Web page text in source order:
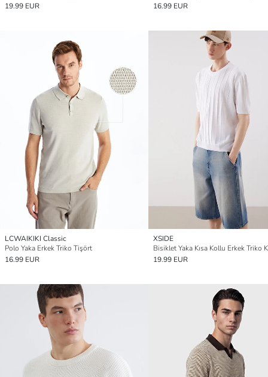
19.99 EUR
16.99 EUR
LCWAIKIKI Classic
Polo Yaka Erkek Triko Tişört
16.99 EUR
XSIDE
Bisiklet Yaka Kısa Kollu Erkek Triko
19.99 EUR